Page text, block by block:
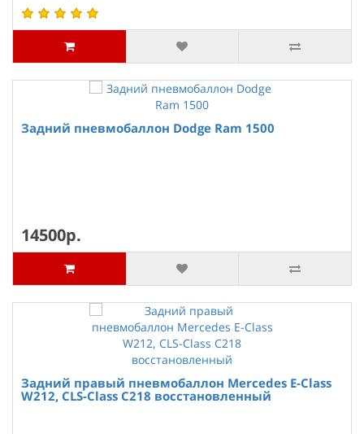
Задний пневмобаллон Dodge Ram 1500
14500р.
Задний правый пневмобаллон Mercedes E-Class
W212, CLS-Class C218 восстановленный